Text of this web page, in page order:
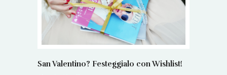
San Valentino? Festeggialo con Wishlist!